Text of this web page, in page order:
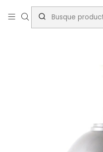
Inicio
OXIDANTES EN